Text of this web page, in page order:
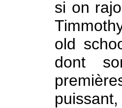
si on
old
dont